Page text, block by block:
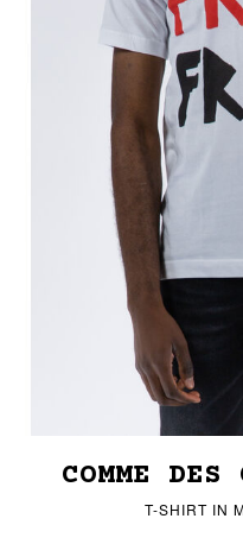
COMME DES
T-SHIRT IN